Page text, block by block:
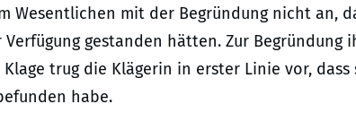
Wesentlichen mit der Begründung nicht an,
gestanden hätten. Zur Begründung
trug die Klägerin in erster Linie vor, dass
habe.